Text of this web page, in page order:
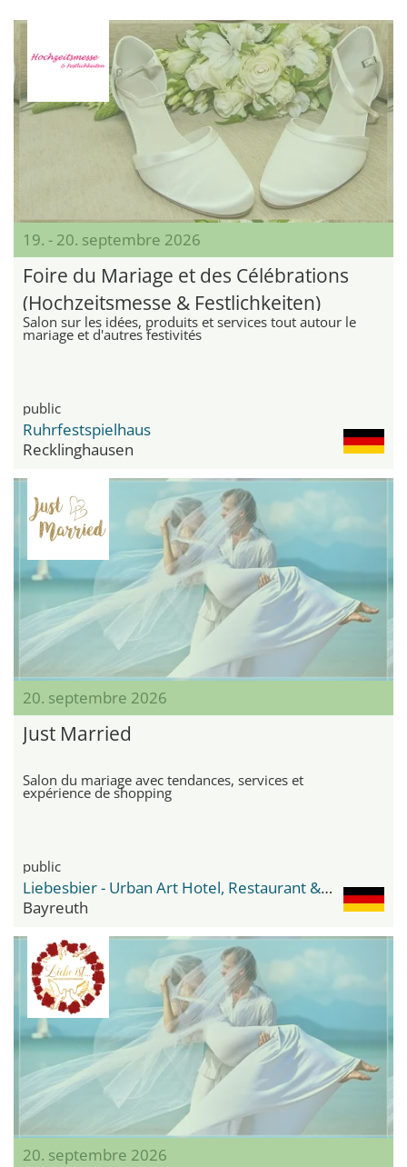
19. - 20. septembre 2026
Foire du Mariage et des Célébrations
(Hochzeitsmesse & Festlichkeiten)
Salon sur les idées, produits et services tout autour le
mariage et d'autres festivités
public
Ruhrfestspielhaus
Recklinghausen
20. septembre 2026
Just Married
Salon du mariage avec tendances, services et
expérience de shopping
public
Liebesbier - Urban Art Hotel, Restaurant & Bar
Bayreuth
20. septembre 2026